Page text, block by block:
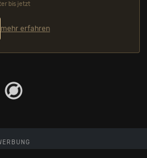
bis jetzt
mehr erfahren